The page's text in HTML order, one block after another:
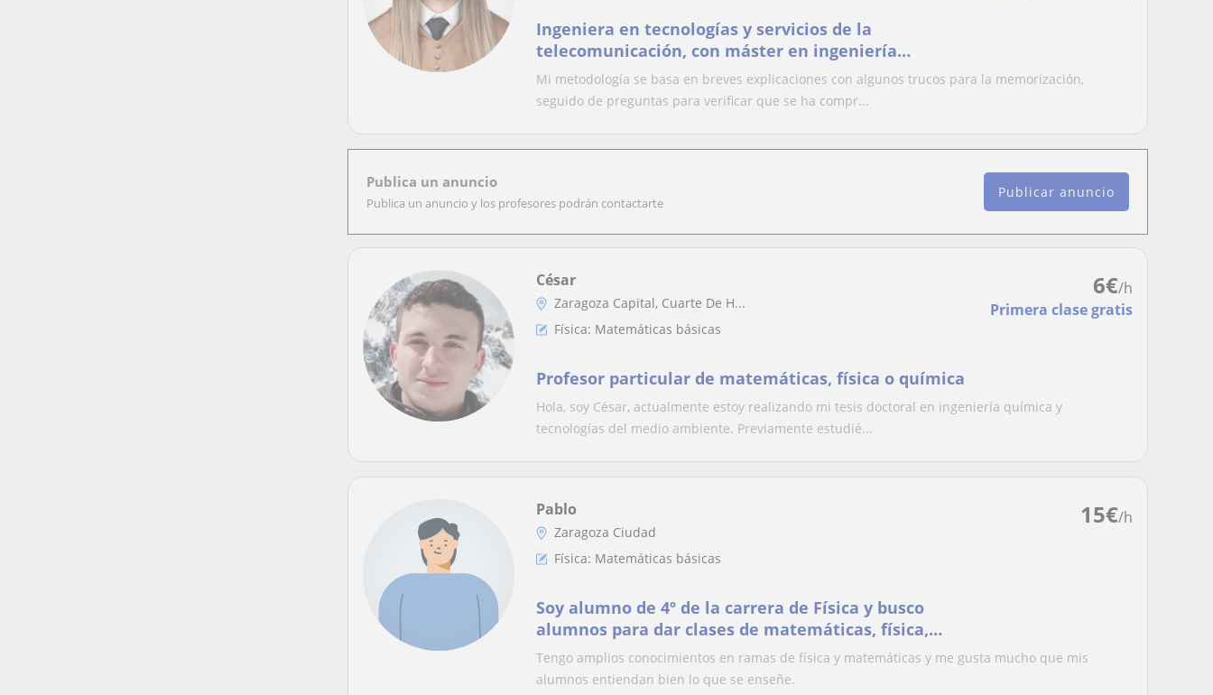
Ingeniera en tecnologías y servicios de la
telecomunicación, con máster en ingeniería
biomédica.Experiencia impartiendo clases de
matemáticas, física, así como ayudando con técnicas
de estudio, tanto de ESO como de bachillerato
Mi metodología se basa en breves explicaciones con algunos trucos para la memorización,
seguido de preguntas para verificar que se ha compr...
Publica un anuncio
Publica un anuncio y los profesores podrán contactarte
Publicar anuncio
6€/h
Primera clase gratis
César
Zaragoza Capital, Cuarte De H...
Física: Matemáticas básicas
Profesor particular de matemáticas, física o química
Hola, soy César, actualmente estoy realizando mi tesis doctoral en ingeniería química y
tecnologías del medio ambiente. Previamente estudié...
15€/h
Pablo
Zaragoza Ciudad
Física: Matemáticas básicas
Soy alumno de 4º de la carrera de Física y busco
alumnos para dar clases de matemáticas, física,
química de nivel hasta 2º bach
Tengo amplios conocimientos en ramas de física y matemáticas y me gusta mucho que mis
alumnos entiendan bien lo que se enseñe.